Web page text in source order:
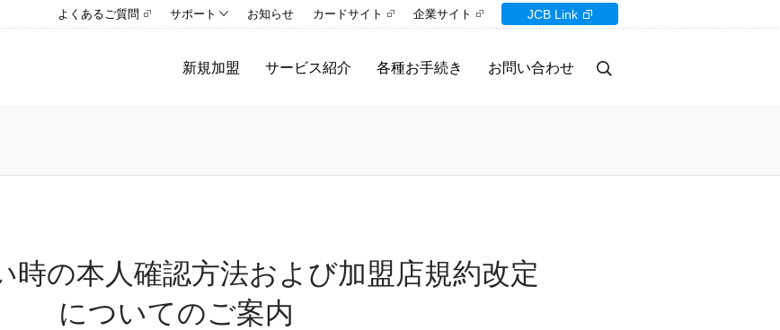
新規加盟 サービス紹介 各種お手続き お問い合わせ
よくあるご質問 サポート お知らせ カードサイト 企業サイト JCB Link
時の本人確認方法および加盟店規約改定
についてのご案内